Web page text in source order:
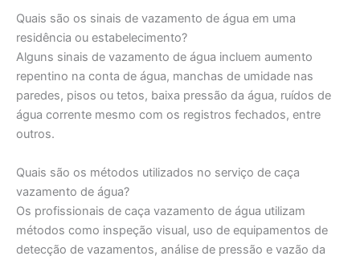
Quais são os sinais de vazamento de água em uma
residência ou estabelecimento?
Alguns sinais de vazamento de água incluem aumento
repentino na conta de água, manchas de umidade nas
paredes, pisos ou tetos, baixa pressão da água, ruídos de
água corrente mesmo com os registros fechados, entre
outros.
Quais são os métodos utilizados no serviço de caça
vazamento de água?
Os profissionais de caça vazamento de água utilizam
métodos como inspeção visual, uso de equipamentos de
detecção de vazamentos, análise de pressão e vazão da